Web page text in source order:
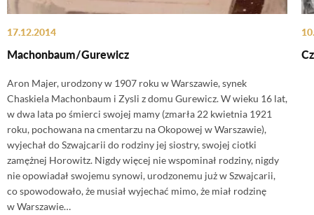
17.12.2014
Machonbaum/Gurewicz
Aron Majer, urodzony w 1907 roku w Warszawie, synek
Chaskiela Machonbaum i Zysli z domu Gurewicz. W wieku 16 lat,
w dwa lata po śmierci swojej mamy (zmarła 22 kwietnia 1921
roku, pochowana na cmentarzu na Okopowej w Warszawie),
wyjechał do Szwajcarii do rodziny jej siostry, swojej ciotki
zamężnej Horowitz. Nigdy więcej nie wspominał rodziny, nigdy
nie opowiadał swojemu synowi, urodzonemu już w Szwajcarii,
co spowodowało, że musiał wyjechać mimo, że miał rodzinę
w Warszawie…